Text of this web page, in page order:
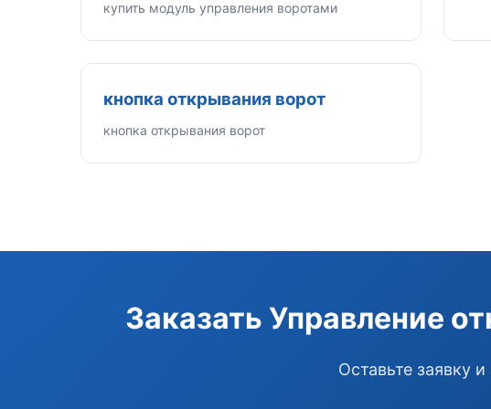
купить модуль управления воротами
кнопка открывания ворот
кнопка открывания ворот
Заказать Управление
Оставьте заявку